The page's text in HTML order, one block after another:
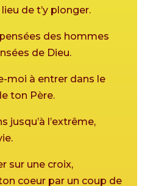
de t’y plonger.
des hommes
de Dieu.
moi à entrer dans le
ton Père.
jusqu’à l’extrême,
sur une croix,
coeur par un coup de